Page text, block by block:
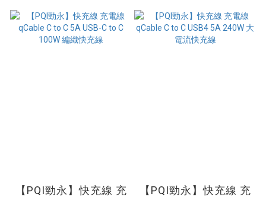
【PQI勁永】快充線 充
【PQI勁永】快充線 充